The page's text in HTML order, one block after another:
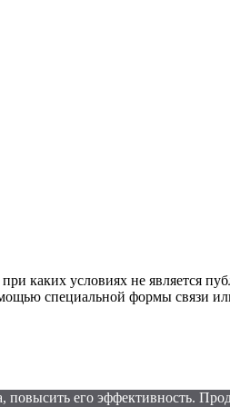
каких условиях не является
специальной формы связи
повысить его эффективность.